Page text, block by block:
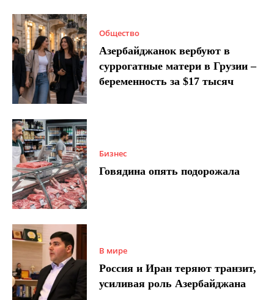
Общество
Азербайджанок вербуют в
суррогатные матери в Грузии –
беременность за $17 тысяч
Бизнес
Говядина опять подорожала
В мире
Россия и Иран теряют транзит,
усиливая роль Азербайджана